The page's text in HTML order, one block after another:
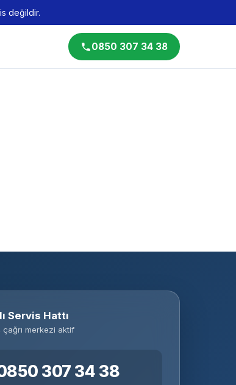
değildir.
0850 307 34 38
Servis Hattı
çağrı merkezi aktif
307 34 38